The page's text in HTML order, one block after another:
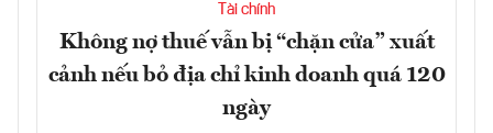
Tài chính
Không nợ thuế vẫn bị “chặn cửa” xuất
cảnh nếu bỏ địa chỉ kinh doanh quá 120
ngày